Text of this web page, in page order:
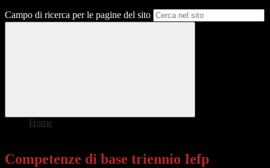
Campo di ricerca per le pagine del sito
Home
Competenze di base triennio Iefp